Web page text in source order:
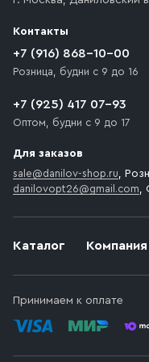
которое максимально
движения. Если на
доставки
необходимо
Каталог Компания
Принимаем к оплате
Контакты
+7 (916) 868-10-00
Розница, будни с 9 до 16
+7 (925) 417 07-93
Оптом, будни с 9 до 17
Для заказов
sale@danilov-shop.ru,
danilovopt26@gmail.com,